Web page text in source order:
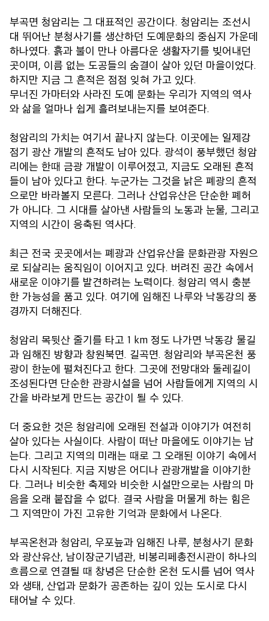
부곡면 청암리는 그 대표적인 공간이다. 청암리는 조선시
대 뛰어난 분청사기를 생산하던 도예문화의 중심지 가운데
하나였다. 흙과 불이 만나 아름다운 생활자기를 빚어내던
곳이며, 이름 없는 도공들의 숨결이 살아 있던 마을이었다.
하지만 지금 그 흔적은 점점 잊혀 가고 있다.
무너진 가마터와 사라진 도예 문화는 우리가 지역의 역사
와 삶을 얼마나 쉽게 흘려보내는지를 보여준다.
청암리의 가치는 여기서 끝나지 않는다. 이곳에는 일제강
점기 광산 개발의 흔적도 남아 있다. 광석이 풍부했던 청암
리에는 한때 금광 개발이 이루어졌고, 지금도 오래된 흔적
들이 남아 있다고 한다. 누군가는 그것을 낡은 폐광의 흔적
으로만 바라볼지 모른다. 그러나 산업유산은 단순한 폐허
가 아니다. 그 시대를 살아낸 사람들의 노동과 눈물, 그리고
지역의 시간이 응축된 역사다.
최근 전국 곳곳에서는 폐광과 산업유산을 문화관광 자원으
로 되살리는 움직임이 이어지고 있다. 버려진 공간 속에서
새로운 이야기를 발견하려는 노력이다. 청암리 역시 충분
한 가능성을 품고 있다. 여기에 임해진 나루와 낙동강의 풍
경까지 더해진다.
청암리 목뒷산 줄기를 타고 1 km 정도 나가면 낙동강 물길
과 임해진 방향과 창원북면. 길곡면. 청암리와 부곡온천 풍
광이 한눈에 펼쳐진다고 한다. 그곳에 전망대와 둘레길이
조성된다면 단순한 관광시설을 넘어 사람들에게 지역의 시
간을 바라보게 만드는 공간이 될 수 있다.
더 중요한 것은 청암리에 오래된 전설과 이야기가 여전히
살아 있다는 사실이다. 사람이 떠난 마을에도 이야기는 남
는다. 그리고 지역의 미래는 때로 그 오래된 이야기 속에서
다시 시작된다. 지금 지방은 어디나 관광개발을 이야기한
다. 그러나 비슷한 축제와 비슷한 시설만으로는 사람의 마
음을 오래 붙잡을 수 없다. 결국 사람을 머물게 하는 힘은
그 지역만이 가진 고유한 기억과 문화에서 나온다.
부곡온천과 청암리, 우포늪과 임해진 나루, 분청사기 문화
와 광산유산, 남이장군기념관, 비봉리페총전시관이 하나의
흐름으로 연결될 때 창녕은 단순한 온천 도시를 넘어 역사
와 생태, 산업과 문화가 공존하는 깊이 있는 도시로 다시
태어날 수 있다.